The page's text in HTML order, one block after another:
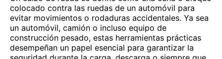
colocado contra las ruedas de un automóvil para
evitar movimientos o rodaduras accidentales. Ya sea
un automóvil, camión o incluso equipo de
construcción pesado, estas herramientas prácticas
desempeñan un papel esencial para garantizar la